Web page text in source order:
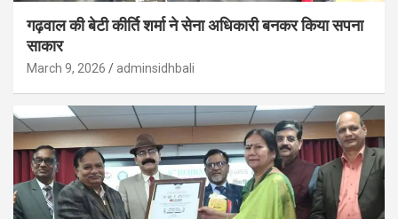
गढ़वाल की बेटी कीर्ति शर्मा ने सेना अधिकारी बनकर किया सपना
साकार
March 9, 2026 adminsidhbali